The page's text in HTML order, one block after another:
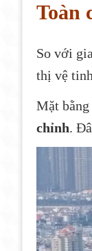
Toàn
So với
thị vệ
Mặt
chỉnh.